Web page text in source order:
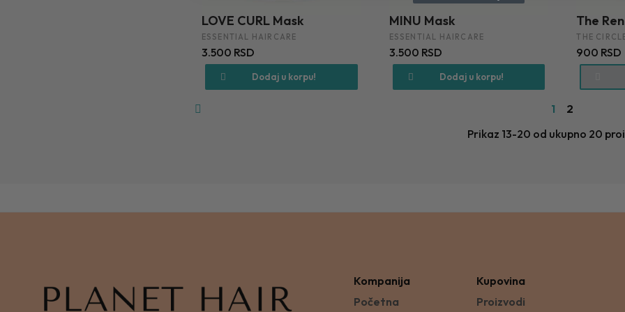
LOVE CURL Mask
ESSENTIAL HAIRCARE
3.500 RSD
Dodaj u korpu!
MINU Mask
ESSENTIAL HAIRCARE
3.500 RSD
Dodaj u korpu!
The
THE
900 RSD
1
2
Prikaz 13-20 od ukupno 20
Kompanija
Početna
Kupovina
Proizvodi